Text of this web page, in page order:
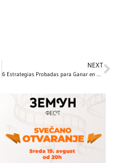
NEXT
6 Estrategias Probadas para Ganar en Slots y Juegos de Mesa en Casino Online